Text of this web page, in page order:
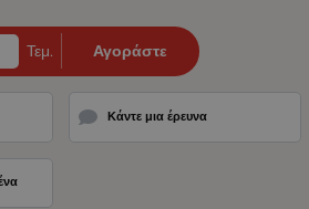
Τεμ. Αγοράστε
Κάντε μια έρευνα